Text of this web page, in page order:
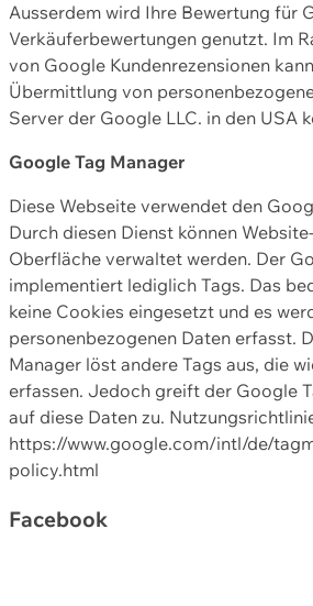
Ausserdem wird Ihre Bewertung für
Verkäuferbewertungen genutzt. Im
von Google Kundenrezensionen
Übermittlung von
Server der Google LLC. in den USA
Google Tag Manager
Diese Webseite verwendet den
Durch diesen Dienst können
Oberfläche verwaltet werden. Der
implementiert lediglich Tags. Das
keine Cookies eingesetzt und es
personenbezogenen Daten erfasst.
Manager löst andere Tags aus, die
erfassen. Jedoch greift der Google
auf diese Daten zu.
https://www.google.com/intl/de/
policy.html
Facebook